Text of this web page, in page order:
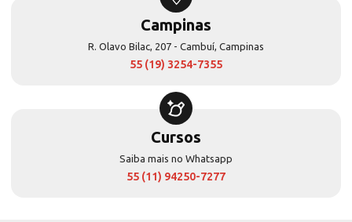
Campinas
R. Olavo Bilac, 207 - Cambuí, Campinas
55 (19) 3254-7355
Cursos
Saiba mais no Whatsapp
55 (11) 94250-7277